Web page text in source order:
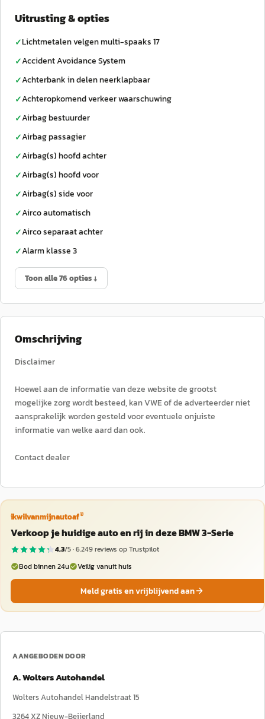
Uitrusting & opties
✓Lichtmetalen velgen multi-spaaks 17
✓Accident Avoidance System
✓Achterbank in delen neerklapbaar
✓Achteropkomend verkeer waarschuwing
✓Airbag bestuurder
✓Airbag passagier
✓Airbag(s) hoofd achter
✓Airbag(s) hoofd voor
✓Airbag(s) side voor
✓Airco automatisch
✓Airco separaat achter
✓Alarm klasse 3
Toon alle 76 opties ↓
Omschrijving
Disclaimer
Hoewel aan de informatie van deze website de grootst
mogelijke zorg wordt besteed, kan VWE of de adverteerder niet
aansprakelijk worden gesteld voor eventuele onjuiste
informatie van welke aard dan ook.
Contact dealer
ikwilvanmijnautoaf®
Verkoop je huidige auto en rij in deze BMW 3-Serie
4,3/5 ·6.249reviews op Trustpilot
Bod binnen 24u
Veilig vanuit huis
Meld gratis en vrijblijvend aan
AANGEBODEN DOOR
A. Wolters Autohandel
Wolters Autohandel Handelstraat 15
3264 XZNieuw-Beijerland